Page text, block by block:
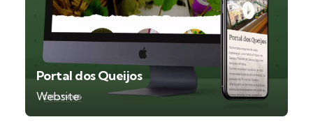
Portal dos Queijos
Website